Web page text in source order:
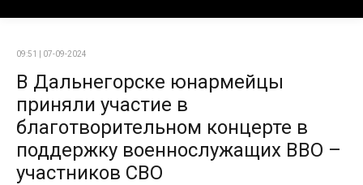
09:51 | 07-09-2024
В Дальнегорске юнармейцы
приняли участие в
благотворительном концерте в
поддержку военнослужащих ВВО –
участников СВО